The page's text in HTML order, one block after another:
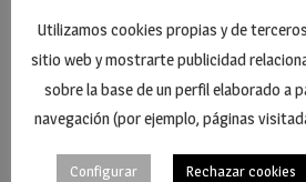
Fichero
¿Dispones de alguna
vivienda? Si dispones de algún
relevante no dudes en
Utilizamos cookies propias y de
sitio web y mostrarte publicidad
sobre la base de un perfil elaborado a
navegación (por ejemplo, páginas
Configurar Rechazar cookies